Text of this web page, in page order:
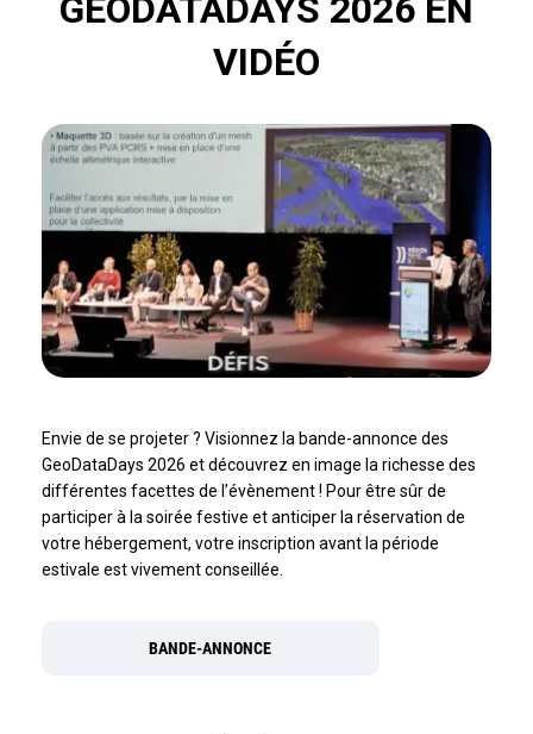
GEODATADAYS 2026 EN
VIDÉO
Envie de se projeter ? Visionnez la bande-annonce des
GeoDataDays 2026 et découvrez en image la richesse des
différentes facettes de l’évènement ! Pour être sûr de
participer à la soirée festive et anticiper la réservation de
votre hébergement, votre inscription avant la période
estivale est vivement conseillée.
BANDE-ANNONCE